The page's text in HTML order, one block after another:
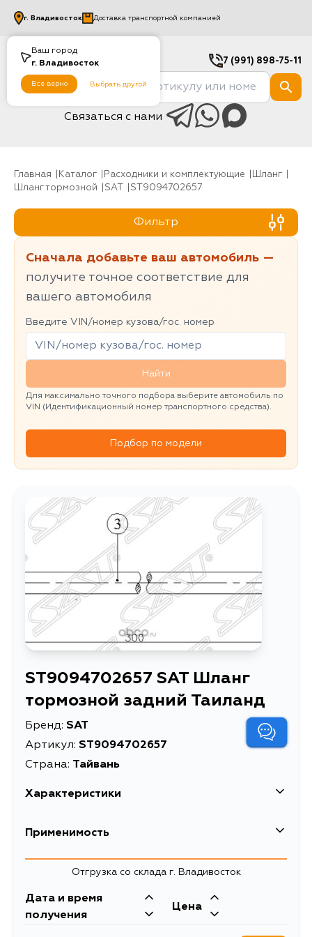
Ваш город
г. Владивосток
Все верно Выбрать другой
г. Владивосток Доставка транспортной компанией
7 (991) 898-75-11
Связаться с нами
Главная Каталог Расходники и комплектующие
шланг
Шланг тормозной
SAT ST9094702657
Фильтр
Сначала добавьте ваш автомобиль —
получите точное соответствие для
вашего автомобиля
Введите VIN/номер кузова/гос. номер
Найти
Для максимально точного подбора выберите автомобиль по
VIN (Идентификационный номер транспортного средства).
Подбор по модели
ST9094702657 SAT Шланг
тормозной задний Таиланд
Бренд: SAT
Артикул: ST9094702657
Страна: Тайвань
Характеристики
Описание Шланг тормозной задний
Расширенное описание
TOYOTA
91-02/FR LAND CRUISER
Применимость
Toyota
Кузов Двигатель
AE100, AE101, AE102, AE103, AE104,
5AFE, 2E, 7AFE,
Отгрузка со склада г. Владивосток
Дата и время
получения
Цена